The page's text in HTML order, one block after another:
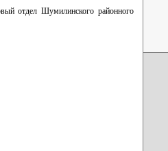
отдел Шумилинского районного